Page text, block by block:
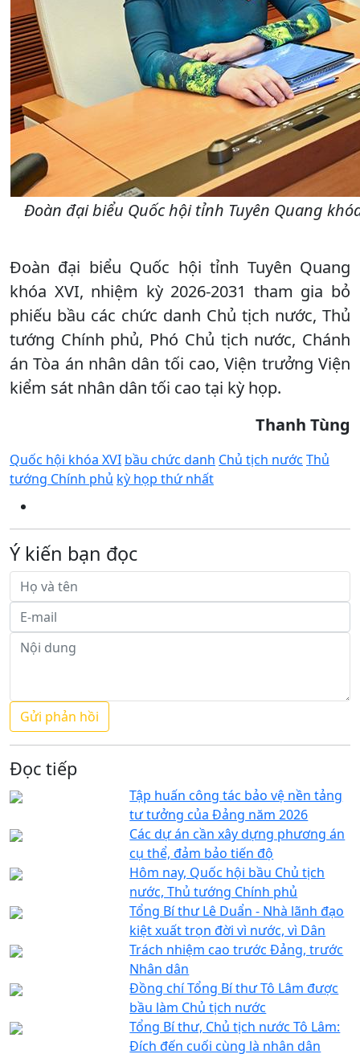
Đoàn đại biểu Quốc hội tỉnh Tuyên Quang
Đoàn đại biểu Quốc hội tỉnh Tuyên Quang
khóa XVI, nhiệm kỳ 2026-2031 tham gia bỏ
phiếu bầu các chức danh Chủ tịch nước, Thủ
tướng Chính phủ, Phó Chủ tịch nước, Chánh
án Tòa án nhân dân tối cao, Viện trưởng Viện
kiểm sát nhân dân tối cao tại kỳ họp.
Thanh Tùng
Quốc hội khóa XVI bầu chức danh Chủ tịch nước Thủ
tướng Chính phủ kỳ họp thứ nhất
Ý kiến bạn đọc
Đọc tiếp
Tập huấn công tác bảo vệ nền tảng
tư tưởng của Đảng năm 2026
Các dự án cần xây dựng phương án
cụ thể, đảm bảo tiến độ
Hôm nay, Quốc hội bầu Chủ tịch
nước, Thủ tướng Chính phủ
Tổng Bí thư Lê Duẩn - Nhà lãnh đạo
kiệt xuất trọn đời vì nước, vì Dân
Trách nhiệm cao trước Đảng, trước
Nhân dân
Đồng chí Tổng Bí thư Tô Lâm được
bầu làm Chủ tịch nước
Tổng Bí thư, Chủ tịch nước Tô Lâm:
Đích đến cuối cùng là nhân dân